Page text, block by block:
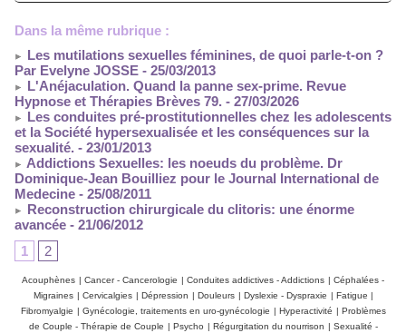
Dans la même rubrique :
Les mutilations sexuelles féminines, de quoi parle-t-on ?
Par Evelyne JOSSE - 25/03/2013
L'Anéjaculation. Quand la panne sex-prime. Revue
Hypnose et Thérapies Brèves 79. - 27/03/2026
Les conduites pré-prostitutionnelles chez les adolescents
et la Société hypersexualisée et les conséquences sur la
sexualité. - 23/01/2013
Addictions Sexuelles: les noeuds du problème. Dr
Dominique-Jean Bouilliez pour le Journal International de
Medecine - 25/08/2011
Reconstruction chirurgicale du clitoris: une énorme
avancée - 21/06/2012
1
2
Acouphènes | Cancer - Cancerologie | Conduites addictives - Addictions | Céphalées -
Migraines | Cervicalgies | Dépression | Douleurs | Dyslexie - Dyspraxie | Fatigue |
Fibromyalgie | Gynécologie, traitements en uro-gynécologie | Hyperactivité | Problèmes
de Couple - Thérapie de Couple | Psycho | Régurgitation du nourrison | Sexualité -